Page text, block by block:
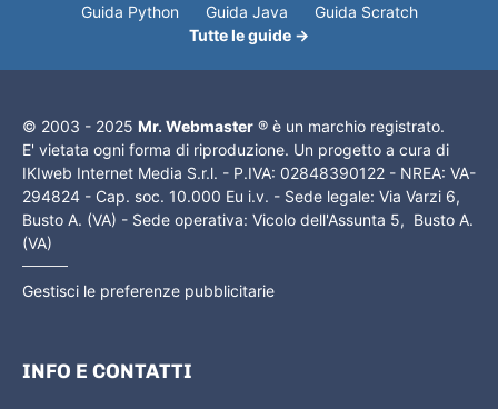
Guida Python
Guida Java
Guida Scratch
Tutte le guide →
© 2003 - 2025 Mr. Webmaster ® è un marchio registrato.
E' vietata ogni forma di riproduzione. Un progetto a cura di
IKIweb Internet Media S.r.l. - P.IVA: 02848390122 - NREA: VA-
294824 - Cap. soc. 10.000 Eu i.v. - Sede legale: Via Varzi 6,
Busto A. (VA) - Sede operativa: Vicolo dell'Assunta 5, Busto A.
(VA)
Gestisci le preferenze pubblicitarie
INFO E CONTATTI